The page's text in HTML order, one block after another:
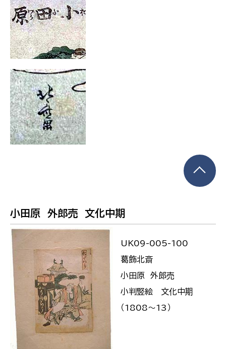
小田原 外郎売 文化中期
UK09-005-100
葛飾北斎
小田原 外郎売
小判竪絵 文化中期
（1808〜13）